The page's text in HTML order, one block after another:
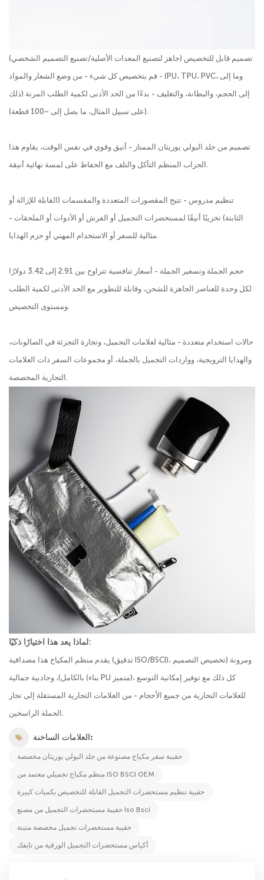
تصميم قابل للتخصيص (جاهز لتصنيع المعدات الأصلية/تصنيع التصميم الشخصي)
- قم بتخصيص كل شيء - من وضع الشعار والمواد (PU، TPU، PVC، وما إلى
ذلك) إلى الحجم، والبطانة، والتغليف - بدءًا من الحد الأدنى لكمية الطلب المرنة
تصميم من جلد البولي يوريثان الممتاز - أنيق وقوي في نفس الوقت، يقاوم هذا
تنظيم مدروس - تتيح المقصورات المتعددة والمقسمات (القابلة للإزالة أو
الثابتة) تخزينًا أنيقًا لمستحضرات التجميل أو الفرش أو الأدوات أو الملحقات -
حجم الجملة وتسعير الجملة - أسعار تنافسية تتراوح بين 2.91 إلى 3.42 دولارًا
لكل وحدة للعناصر الجاهزة للشحن، وقابلة للتطوير مع الحد الأدنى لكمية الطلب
حالات استخدام متعددة - مثالية لعلامات التجميل، وتجارة التجزئة في الصالونات،
والهدايا الترويجية، وواردات التجميل بالجملة، أو مجموعات السفر ذات العلامات
لماذا يعد هذا اختيارًا ذكيًا:
يقدم منظم المكياج هذا مصداقية (تدقيق ISO/BSCI)، ومرونة (تخصيص التصميم
بالكامل)، وجاذبية جمالية (بناء PU متميز)، كل ذلك مع توفير إمكانية التوسع
للعلامات التجارية من جميع الأحجام - من العلامات التجارية المستقلة إلى تجار
العلامات الساخنة:
حقيبة سفر مكياج مصنوعة من جلد البولي يوريثان مخصصة
منظم مكياج تجميلي معتمد من ISO BSCI OEM
حقيبة تنظيم مستحضرات التجميل القابلة للتخصيص بكميات كبيرة
حقيبة مستحضرات التجميل من مصنع Iso Bsci
حقيبة مستحضرات تجميل مخصصة متينة
أكياس مستحضرات التجميل الورقية من تايفك